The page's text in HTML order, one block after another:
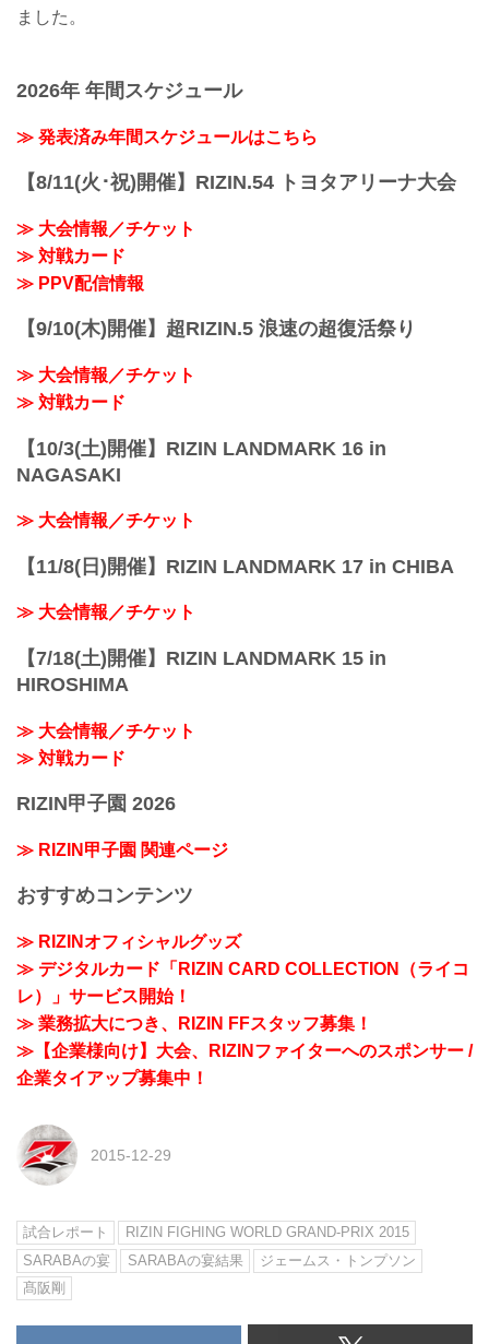
ました。
2026年 年間スケジュール
≫ 発表済み年間スケジュールはこちら
【8/11(火･祝)開催】RIZIN.54 トヨタアリーナ大会
≫ 大会情報／チケット
≫ 対戦カード
≫ PPV配信情報
【9/10(木)開催】超RIZIN.5 浪速の超復活祭り
≫ 大会情報／チケット
≫ 対戦カード
【10/3(土)開催】RIZIN LANDMARK 16 in
NAGASAKI
≫ 大会情報／チケット
【11/8(日)開催】RIZIN LANDMARK 17 in CHIBA
≫ 大会情報／チケット
【7/18(土)開催】RIZIN LANDMARK 15 in
HIROSHIMA
≫ 大会情報／チケット
≫ 対戦カード
RIZIN甲子園 2026
≫ RIZIN甲子園 関連ページ
おすすめコンテンツ
≫ RIZINオフィシャルグッズ
≫ デジタルカード「RIZIN CARD COLLECTION（ライコ
レ）」サービス開始！
≫ 業務拡大につき、RIZIN FFスタッフ募集！
≫【企業様向け】大会、RIZINファイターへのスポンサー /
企業タイアップ募集中！
2015-12-29
試合レポート
RIZIN FIGHING WORLD GRAND-PRIX 2015
SARABAの宴
SARABAの宴結果
ジェームス・トンプソン
髙阪剛